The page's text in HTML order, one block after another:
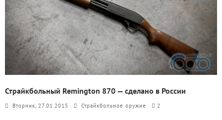
Страйкбольный Remington 870 — сделано в России
Вторник, 27.01.2015 Страйкбольное оружие 2